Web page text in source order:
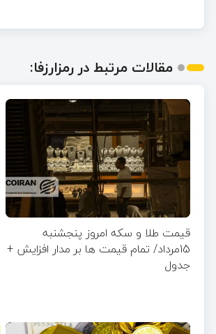
مقالات مرتبط در رمزارزفا:
قیمت طلا و سکه امروز پنجشنبه
15مرداد/ تمام قیمت ها بر مدار افزایش +
جدول